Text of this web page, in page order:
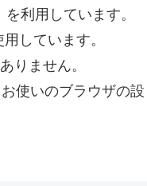
利用しています。
しています。
りません。
使いのブラウザの設